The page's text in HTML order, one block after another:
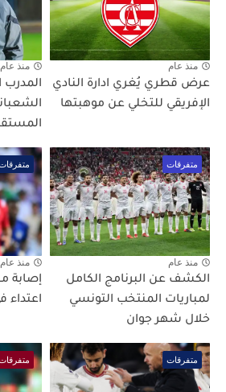
منذ عام
عرض قطري يُغري ادارة النادي
الإفريقي للتخلي عن موهبتها
منذ عام
المدرب
متفرقات
منذ عام
الكشف عن البرنامج الكامل
لمباريات المنتخب التونسي
خلال شهر جوان
منذ عام
إصابة
متفرقات